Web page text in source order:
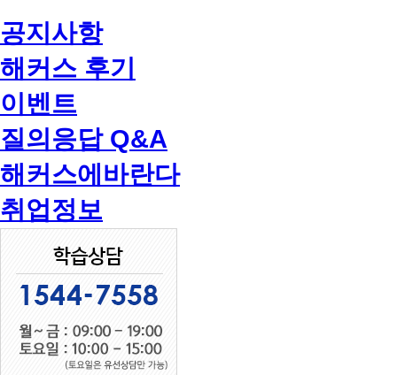
공지사항
해커스 후기
이벤트
질의응답 Q&A
해커스에바란다
취업정보